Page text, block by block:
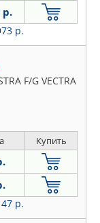
р.
р.
F/G VECTRA
Купить
р.